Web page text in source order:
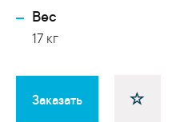
Вес
17 кг
Заказать